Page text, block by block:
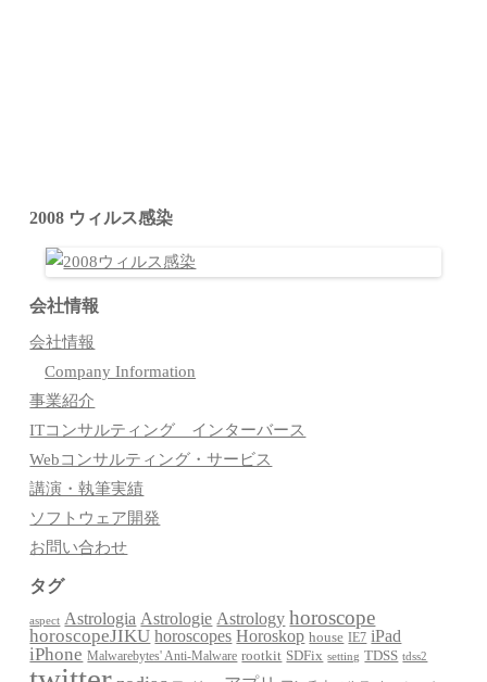
2008 ウィルス感染
会社情報
会社情報
Company Information
事業紹介
ITコンサルティング インターバース
Webコンサルティング・サービス
講演・執筆実績
ソフトウェア開発
お問い合わせ
タグ
aspect Astrologia Astrologie Astrology horoscope
horoscopeJIKU horoscopes Horoskop house IE7 iPad
iPhone Malwarebytes' Anti-Malware rootkit SDFix setting TDSS tdss2